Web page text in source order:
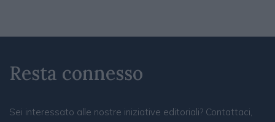
Resta connesso
Sei interessato alle nostre iniziative editoriali? Contattaci,